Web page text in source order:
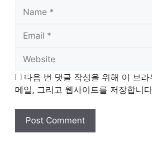
다음 번 댓글 작성을 위해 이 브라
메일, 그리고 웹사이트를 저장합니